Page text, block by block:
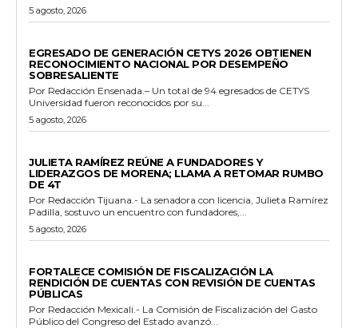
5 agosto, 2026
EGRESADO DE GENERACIÓN CETYS 2026 OBTIENEN
RECONOCIMIENTO NACIONAL POR DESEMPEÑO
SOBRESALIENTE
Por Redacción Ensenada.– Un total de 94 egresados de CETYS
Universidad fueron reconocidos por su...
5 agosto, 2026
JULIETA RAMÍREZ REÚNE A FUNDADORES Y
LIDERAZGOS DE MORENA; LLAMA A RETOMAR RUMBO
DE 4T
Por Redacción Tijuana.- La senadora con licencia, Julieta Ramírez
Padilla, sostuvo un encuentro con fundadores,...
5 agosto, 2026
FORTALECE COMISIÓN DE FISCALIZACIÓN LA
RENDICIÓN DE CUENTAS CON REVISIÓN DE CUENTAS
PÚBLICAS
Por Redacción Mexicali.- La Comisión de Fiscalización del Gasto
Público del Congreso del Estado avanzó...